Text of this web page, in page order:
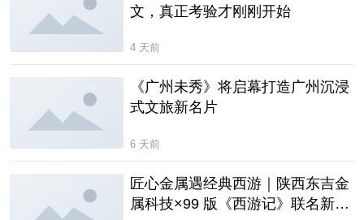
文，真正考验才刚刚开始
4 天前
《广州未秀》将启幕打造广州沉浸
式文旅新名片
6 天前
匠心金属遇经典西游｜陕西东吉金
属科技×99 版《西游记》联名新品